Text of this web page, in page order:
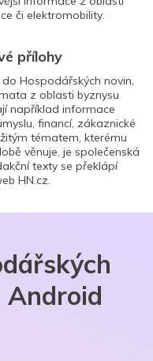
či elektromobility.
přílohy
Hospodářských novin,
z oblasti byznysu
například informace
financí, zákaznické
tématem, kterému
věnuje, je společenská
texty se překlápí
HN.cz.
Android